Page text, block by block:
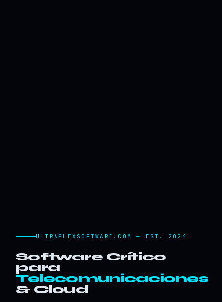
ULTRAFLEXSOFTWARE.COM — EST. 2024
Software Crítico
para
Telecomunicaciones
& Cloud